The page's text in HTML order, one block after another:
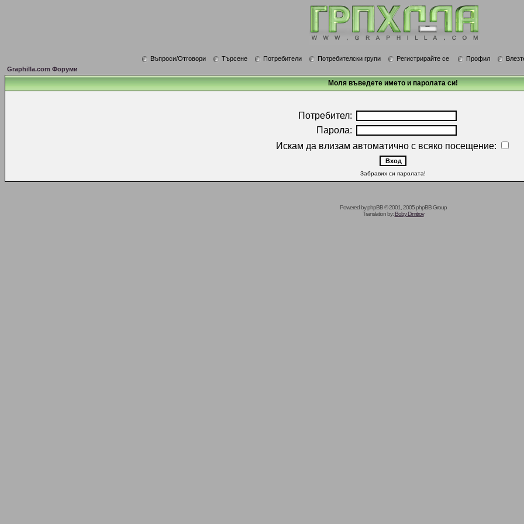
Въпроси/Отговори Търсене Потребители Потребителски групи Регистрирайте се Профил
Graphilla.com Форуми
Моля въведете името и паролата си!
Потребител:
Парола:
Искам да влизам автоматично с всяко посещение:
Забравих си паролата!
Powered byphpBB© 2001, 2005 phpBB Group
Translation by:Boby Dimitrov